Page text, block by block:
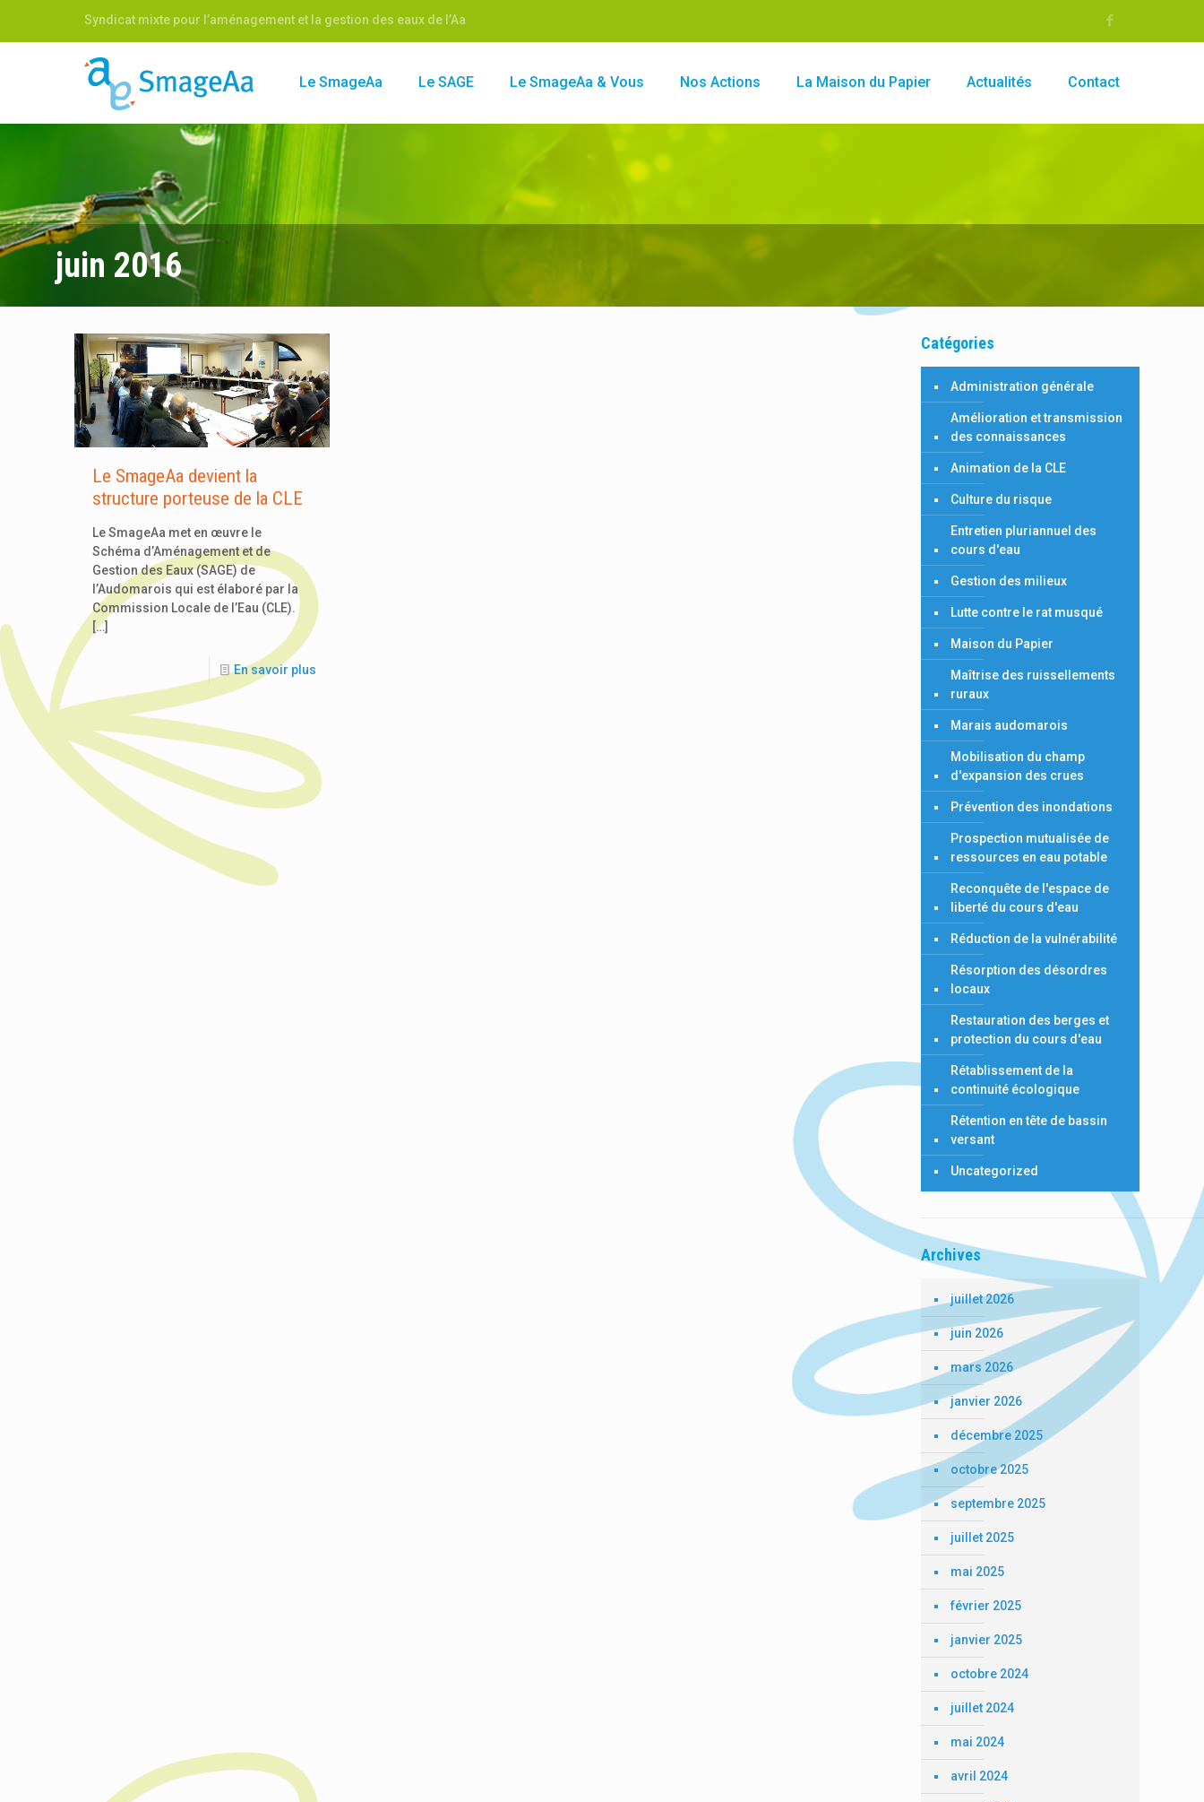
Syndicat mixte pour l’aménagement et la gestion des eaux de l’Aa
Le SmageAa Le SAGE Le SmageAa & Vous Nos Actions La Maison du Papier Actualités Contact
juin 2016
Le SmageAa devient la
structure porteuse de la CLE
Le SmageAa met en œuvre le
Schéma d’Aménagement et de
Gestion des Eaux (SAGE) de
l’Audomarois qui est élaboré par la
Commission Locale de l’Eau (CLE).
[…]
En savoir plus
Catégories
Administration générale
Amélioration et transmission
des connaissances
Animation de la CLE
Culture du risque
Entretien pluriannuel des
cours d'eau
Gestion des milieux
Lutte contre le rat musqué
Maison du Papier
Maîtrise des ruissellements
ruraux
Marais audomarois
Mobilisation du champ
d'expansion des crues
Prévention des inondations
Prospection mutualisée de
ressources en eau potable
Reconquête de l'espace de
liberté du cours d'eau
Réduction de la vulnérabilité
Résorption des désordres
locaux
Restauration des berges et
protection du cours d'eau
Rétablissement de la
continuité écologique
Rétention en tête de bassin
versant
Uncategorized
Archives
juillet 2026
juin 2026
mars 2026
janvier 2026
décembre 2025
octobre 2025
septembre 2025
juillet 2025
mai 2025
février 2025
janvier 2025
octobre 2024
juillet 2024
mai 2024
avril 2024